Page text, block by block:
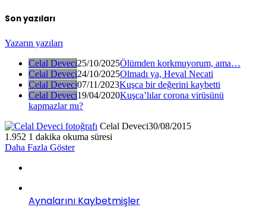
Son yazıları
Yazarın yazıları
Celal Deveci25/10/2025Ölümden korkmuyorum, ama…
Celal Deveci24/10/2025Olmadı ya, Heval Necati
Celal Deveci07/11/2023Kuşca bir değerini kaybetti
Celal Deveci19/04/2020Kuşca’lılar corona virüsünü
kapmazlar mı?
Celal Deveci30/08/2015
1.952 1 dakika okuma süresi
Daha Fazla Göster
Aynalarını Kaybetmişler